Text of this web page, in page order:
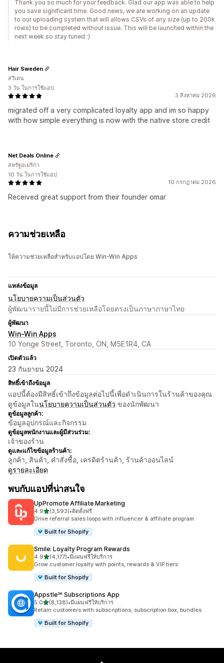
Thank you so much for your feedback. Glad our app was able to help
you save significant time. Good news, we are working on an update
to our uploading system that will allows CSVs of any size (up to 200k
rows) to be completed without issue. This will be launched within the
next week so stay tuned :)
3 สิงหาคม 2026
migrated off a very complicated loyalty app and im so happy
with how simple everything is now with the native store credit
Hair Sweden
สวีเดน
3 วัน ในการใช้แอป
10 กรกฎาคม 2026
Received great support from their founder omar
Net Deals Online
สหรัฐอเมริกา
10 วัน ในการใช้แอป
ความช่วยเหลือ
ให้ความช่วยเหลือสำหรับแอปโดย Win-Win Apps
แหล่งข้อมูล
นโยบายความเป็นส่วนตัว
ผู้พัฒนารายนี้ไม่มีการช่วยเหลือโดยตรงเป็นภาษาภาษาไทย
ผู้พัฒนา
Win-Win Apps
10 Yonge Street, Toronto, ON, M5E1R4, CA
เปิดตัวแล้ว
23 กันยายน 2024
สิทธิ์เข้าถึงข้อมูล
แอปนี้ต้องมีสิทธิ์เข้าถึงข้อมูลต่อไปนี้เพื่อดำเนินการในร้านค้าของคุณ
ดูข้อมูลในนโยบายความเป็นส่วนตัว ของนักพัฒนา
ดูข้อมูลลูกค้า:
ข้อมูลอุปกรณ์และกิจกรรม
ดูข้อมูลพนักงานและผู้มีส่วนร่วม:
เจ้าของร้าน
ดูและแก้ไขข้อมูลร้านค้า:
ลูกค้า, สินค้า, คำสั่งซื้อ, เครดิตร้านค้า, ร้านค้าออนไลน์
ดูรายละเอียด
พบกับแอปที่น่าสนใจ
UpPromote Affiliate Marketing
4.9เต็ม 5 ดาว
(3,593)
ทั้งหมด 3593 รีวิว
•ติดตั้งฟรี
Drive referral sales loops with influencer & affiliate program
Built for Shopify
Smile: Loyalty Program Rewards
4.9เต็ม 5 ดาว
(4,177)
ทั้งหมด 4177 รีวิว
•มีแผนฟรีให้บริการ
Grow customer loyalty with points, rewards & VIP tiers
Built for Shopify
Appstle℠ Subscriptions App
5.0เต็ม 5 ดาว
(8,138)
ทั้งหมด 8138 รีวิว
•มีแผนฟรีให้บริการ
Retain customers with subscriptions, subscription box, bundles
Built for Shopify